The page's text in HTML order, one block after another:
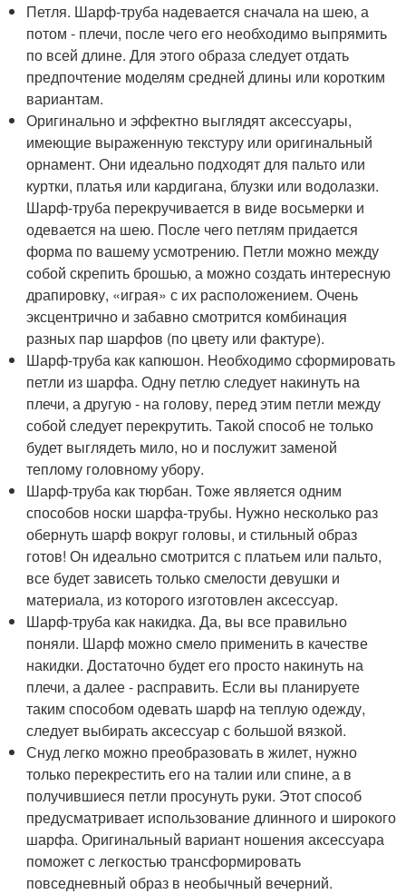
Петля. Шарф-труба надевается сначала на шею, а
потом - плечи, после чего его необходимо выпрямить
по всей длине. Для этого образа следует отдать
предпочтение моделям средней длины или коротким
вариантам.
Оригинально и эффектно выглядят аксессуары,
имеющие выраженную текстуру или оригинальный
орнамент. Они идеально подходят для пальто или
куртки, платья или кардигана, блузки или водолазки.
Шарф-труба перекручивается в виде восьмерки и
одевается на шею. После чего петлям придается
форма по вашему усмотрению. Петли можно между
собой скрепить брошью, а можно создать интересную
драпировку, «играя» с их расположением. Очень
эксцентрично и забавно смотрится комбинация
разных пар шарфов (по цвету или фактуре).
Шарф-труба как капюшон. Необходимо сформировать
петли из шарфа. Одну петлю следует накинуть на
плечи, а другую - на голову, перед этим петли между
собой следует перекрутить. Такой способ не только
будет выглядеть мило, но и послужит заменой
теплому головному убору.
Шарф-труба как тюрбан. Тоже является одним
способов носки шарфа-трубы. Нужно несколько раз
обернуть шарф вокруг головы, и стильный образ
готов! Он идеально смотрится с платьем или пальто,
все будет зависеть только смелости девушки и
материала, из которого изготовлен аксессуар.
Шарф-труба как накидка. Да, вы все правильно
поняли. Шарф можно смело применить в качестве
накидки. Достаточно будет его просто накинуть на
плечи, а далее - расправить. Если вы планируете
таким способом одевать шарф на теплую одежду,
следует выбирать аксессуар с большой вязкой.
Снуд легко можно преобразовать в жилет, нужно
только перекрестить его на талии или спине, а в
получившиеся петли просунуть руки. Этот способ
предусматривает использование длинного и широкого
шарфа. Оригинальный вариант ношения аксессуара
поможет с легкостью трансформировать
повседневный образ в необычный вечерний.